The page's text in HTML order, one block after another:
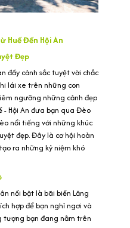
Huế Đến Hội An
Đẹp
đầy cảnh sắc tuyệt vời chắc
lái xe trên những con
ngưỡng những cảnh đẹp
- Hội An đưa bạn qua Đèo
nổi tiếng với những khúc
đẹp. Đây là cơ hội hoàn
ra những kỷ niệm khó
nổi bật là bãi biển Lăng
hợp để bạn nghỉ ngơi và
tượng bạn đang nằm trên